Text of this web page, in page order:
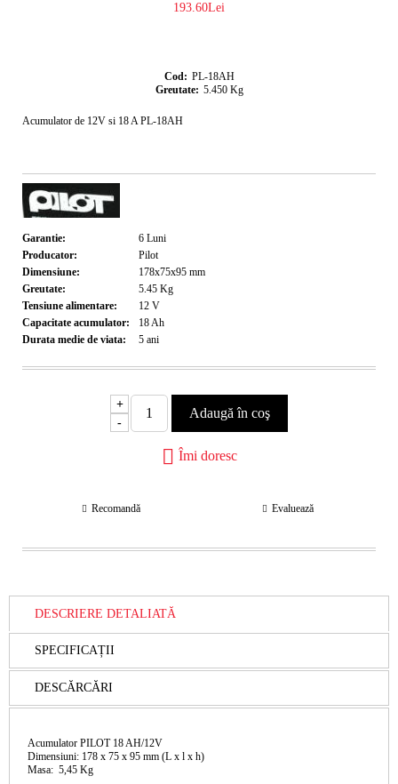
193.60Lei
Cod: PL-18AH
Greutate: 5.450 Kg
Acumulator de 12V si 18 A PL-18AH
Garantie: 6 Luni
Producator:
Pilot
Dimensiune:
178x75x95 mm
Greutate:
5.45 Kg
Tensiune alimentare:
12 V
Capacitate acumulator:
18Ah
Durata medie de viata:
5 ani
+
-
Îmi doresc
Recomandă Evaluează
DESCRIERE DETALIATĂ
SPECIFICAȚII
DESCĂRCĂRI
Acumulator PILOT 18 AH/12V
Dimensiuni: 178 x 75 x 95 mm (L x l x h)
Masa: 5,45 Kg